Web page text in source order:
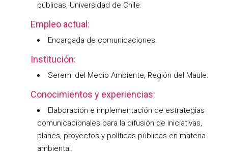
públicas, Universidad de Chile.
Empleo actual:
Encargada de comunicaciones.
Institución:
Seremi del Medio Ambiente, Región del Maule.
Conocimientos y experiencias:
Elaboración e implementación de estrategias
comunicacionales para la difusión de iniciativas,
planes, proyectos y políticas públicas en materia
ambiental.